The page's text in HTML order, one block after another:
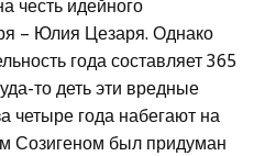
честь идейного
– Юлия Цезаря. Однако
года составляет 365
то деть эти вредные
четыре года набегают на
Созигеном был придуман